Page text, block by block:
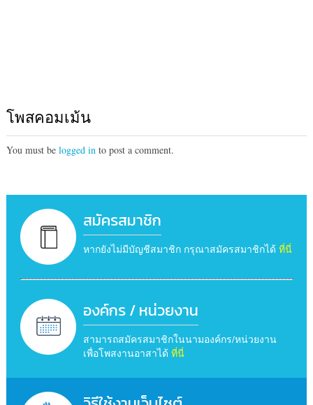
โพสคอมเม้น
You must be logged into post a comment.
สมัครสมาชิก
หากยังไม่มีบัญชีสมาชิก กรุณาสมัครสมาชิกได้ ที่นี่
องค์กร / หน่วยงาน
สามารถสมัครสมาชิกในนามองค์กร/หน่วยงาน
เพื่อโพสงานอาสาได้ ที่นี่